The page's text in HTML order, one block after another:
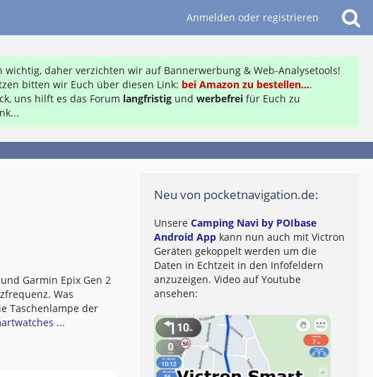
Anmelden oder registrieren
wichtig, daher verzichten wir auf Bannerwerbung & Web-Analysetools!
bitten wir Euch über diesen Link: bei Amazon zu bestellen....
uns hilft es das Forum langfristig und werbefrei für Euch zu
Garmin Epix Gen 2
Was
Taschenlampe der
...
Neu von pocketnavigation.de:
Unsere Camping Navi by POIbase
Android App kann nun auch mit Victron
Geräten gekoppelt werden um die
Daten in Echtzeit in den Infofeldern
anzuzeigen. Video auf Youtube
ansehen: